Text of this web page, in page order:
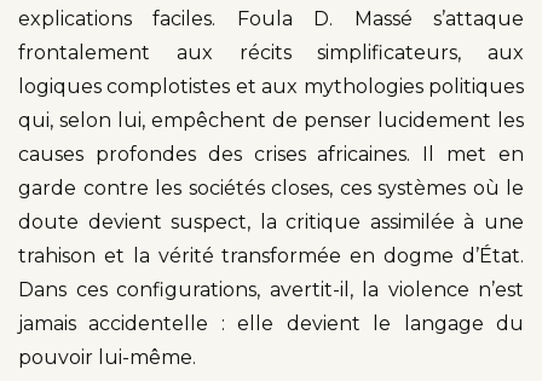
explications faciles. Foula D. Massé s’attaque
frontalement aux récits simplificateurs, aux
logiques complotistes et aux mythologies politiques
qui, selon lui, empêchent de penser lucidement les
causes profondes des crises africaines. Il met en
garde contre les sociétés closes, ces systèmes où le
doute devient suspect, la critique assimilée à une
trahison et la vérité transformée en dogme d’État.
Dans ces configurations, avertit-il, la violence n’est
jamais accidentelle : elle devient le langage du
pouvoir lui-même.